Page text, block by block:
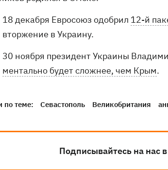
18 декабря Евросоюз одобрил 12-й
вторжение в Украину.
30 ноября президент Украины
ментально будет сложнее, чем Крым.
по теме: Севастополь Великобритания
Подписывайтесь на нас в